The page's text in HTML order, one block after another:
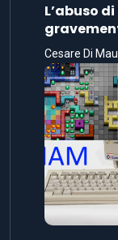
L’abuso
Cesare Di